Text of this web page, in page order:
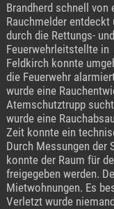
Brandherd schnell von
Rauchmelder entdeckt
durch die Rettungs- und
Feuerwehrleitstellte in
Feldkirch konnte
die Feuerwehr
wurde eine
Atemschutztrupp
wurde eine
Zeit konnte ein
Durch Messungen der
konnte der Raum für
freigegeben werden.
Mietwohnungen. Es
Verletzt wurde